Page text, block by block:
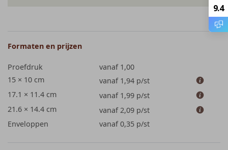
Formaten en prijzen
Proefdruk
vanaf 1,00
15 × 10 cm
vanaf 1,94 p/st
17.1 × 11.4 cm
vanaf 1,99 p/st
21.6 × 14.4 cm
vanaf 2,09 p/st
Enveloppen
vanaf 0,35 p/st
9.4